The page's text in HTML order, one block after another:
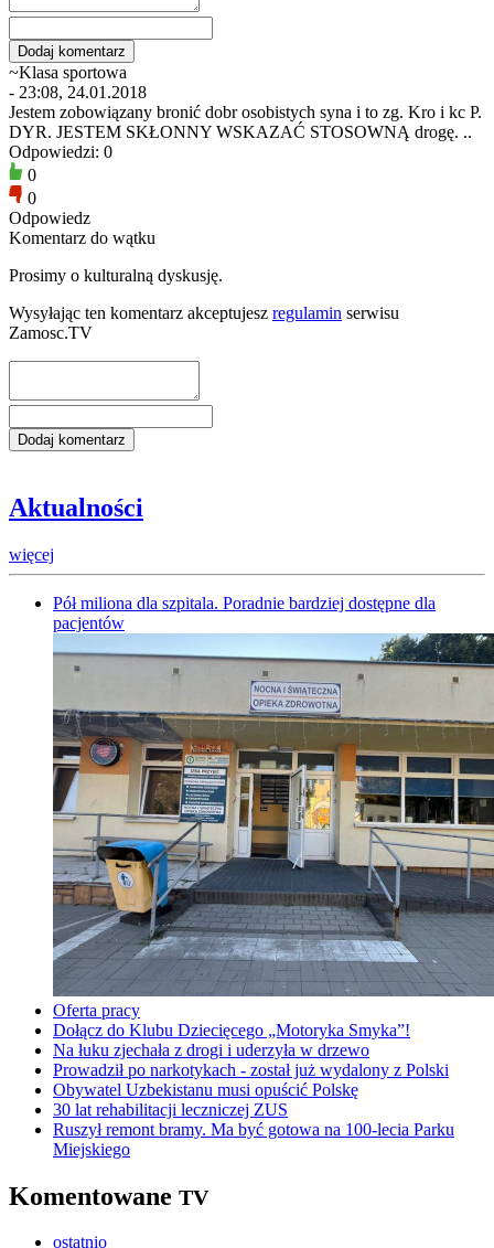
~Klasa sportowa
- 23:08, 24.01.2018
Jestem zobowiązany bronić dobr osobistych syna i to zg. Kro i kc P.
DYR. JESTEM SKŁONNY WSKAZAĆ STOSOWNĄ drogę. ..
Odpowiedzi: 0
0
0
Odpowiedz
Komentarz do wątku
Prosimy o kulturalną dyskusję.
Wysyłając ten komentarz akceptujesz regulamin serwisu
Zamosc.TV
Aktualności
więcej
Pół miliona dla szpitala. Poradnie bardziej dostępne dla
pacjentów
Oferta pracy
Dołącz do Klubu Dziecięcego „Motoryka Smyka”!
Na łuku zjechała z drogi i uderzyła w drzewo
Prowadził po narkotykach - został już wydalony z Polski
Obywatel Uzbekistanu musi opuścić Polskę
30 lat rehabilitacji leczniczej ZUS
Ruszył remont bramy. Ma być gotowa na 100-lecia Parku
Miejskiego
Komentowane TV
ostatnio